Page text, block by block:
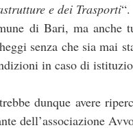
e dei Trasporti“.
di Bari, ma
senza che sia mai
in caso di
dunque avere
dell’associazione